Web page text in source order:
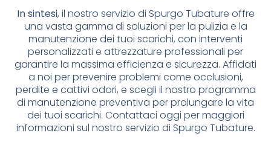
In sintesi, il nostro servizio di Spurgo Tubature offre
una vasta gamma di soluzioni per la pulizia e la
manutenzione dei tuoi scarichi, con interventi
personalizzati e attrezzature professionali per
garantire la massima efficienza e sicurezza. Affidati
a noi per prevenire problemi come occlusioni,
perdite e cattivi odori, e scegli il nostro programma
di manutenzione preventiva per prolungare la vita
dei tuoi scarichi. Contattaci oggi per maggiori
informazioni sul nostro servizio di Spurgo Tubature.